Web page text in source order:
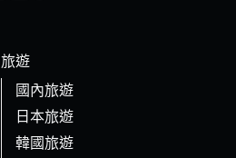
旅遊
國內旅遊
日本旅遊
韓國旅遊